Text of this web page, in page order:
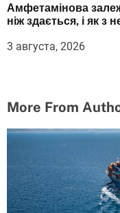
Амфетамінова
ніж здається, і як з
3 августа, 2026
More From